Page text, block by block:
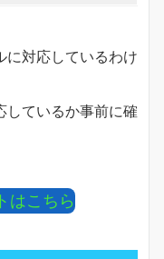
に対応しているわけ
しているか事前に確
はこちら